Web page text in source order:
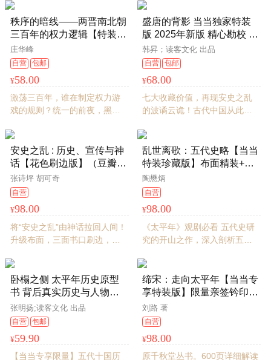
丝网烫金，精美函套，限量编
号
权为何短促而亡？ 这一系列疑
问的答案，或许都可以从本书
中找到。
秩序的暗线——两晋南北朝
三百年的权力逻辑【特装珍
藏本】 首阳青简001
庄华峰
自营 包邮
¥58.00
激荡三百年，谁在制定权力游
戏的规则？统一的前夜，黑暗
装，三面书口喷绘，赠藏书
票，专属飞机盒、泡泡棉发货
盛唐的背影 当当独家特装
版 2025年新版 精心勘校 精
装定本 绒布封面 作者印签
钤印 三口刷边 磁吸书签 飞
机盒发货 复旦大学韩昇教
授力作
韩昇；读客文化 出品
自营 包邮
¥68.00
七大收藏价值，再现安史之乱
的波谲云诡！古代中国从此走
看盛世为何崩塌，成为中国人
再也回不去的长安！群像叙
事，再现权力与野心的博弈！
读客熊猫君出品
安史之乱 : 历史、宣传与神
话【花色刷边版】（豆瓣
2025年度历史·文化图书）
张诗坪 胡可奇
自营
¥98.00
将“安史之乱”由神话拉回人间！
升级布面，三面书口刷边，定
重防护
乱世离歌：五代史略【当当
特装珍藏版】布面精装+书
口彩绘刷边+激光雕刻+书名
烫金工艺+专属飞机盒珍珠
棉
陶懋炳
自营
¥98.00
《太平年》观剧必看 五代史研
究的开山之作，深入剖析五代
《乱世离歌：五代史略》为你
扒明那段被《太平年》一笔带
过的黑暗历史，看懂乱世为何
终归宋。
卧榻之侧 太平年历史原型
书 背后真实历史与人物命
运 复古绒布封面 作者印签
钤印 三面刷书口 赵匡胤钱
弘俶李煜和他们的时代 张
明扬新作
张明扬;读客文化 出品
自营 包邮
¥59.90
【当当专享限量】五代十国历
缔宋：走向太平年【当当专
享特装版】限量亲签钤印
+布面精装+三面书口刷边
+前后环衬印刷+专属藏书票
（无用之用005）
刘路 著
自营
¥98.00
原千秋堂丛书。600页详细解读